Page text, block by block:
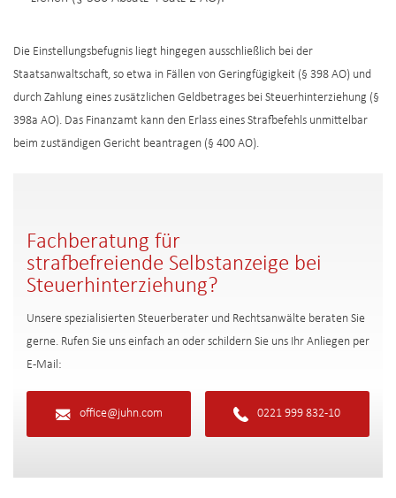
Die Einstellungsbefugnis liegt hingegen ausschließlich bei der
Staatsanwaltschaft, so etwa in Fällen von Geringfügigkeit (§ 398 AO) und
durch Zahlung eines zusätzlichen Geldbetrages bei Steuerhinterziehung (§
398a AO). Das Finanzamt kann den Erlass eines Strafbefehls unmittelbar
beim zuständigen Gericht beantragen (§ 400 AO).
Fachberatung für
strafbefreiende Selbstanzeige bei
Steuerhinterziehung?
Unsere spezialisierten Steuerberater und Rechtsanwälte beraten Sie
gerne. Rufen Sie uns einfach an oder schildern Sie uns Ihr Anliegen per
E-Mail:
office@juhn.com 0221 999 832-10